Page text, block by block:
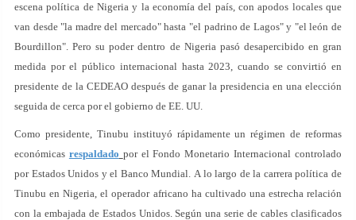
escena política de Nigeria y la economía del país, con apodos locales que
van desde "la madre del mercado" hasta "el padrino de Lagos" y "el león de
Bourdillon". Pero su poder dentro de Nigeria pasó desapercibido en gran
medida por el público internacional hasta 2023, cuando se convirtió en
presidente de la CEDEAO después de ganar la presidencia en una elección
seguida de cerca por el gobierno de EE. UU.
Como presidente, Tinubu instituyó rápidamente un régimen de reformas
económicas respaldado por el Fondo Monetario Internacional controlado
por Estados Unidos y el Banco Mundial. A lo largo de la carrera política de
Tinubu en Nigeria, el operador africano ha cultivado una estrecha relación
con la embajada de Estados Unidos. Según una serie de cables clasificados